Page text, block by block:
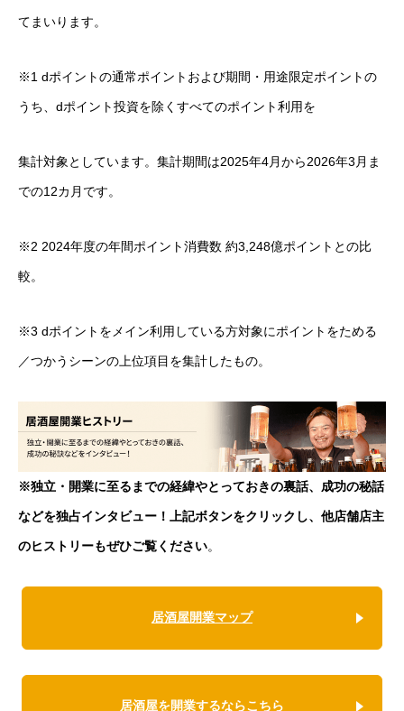
てまいります。
※1 dポイントの通常ポイントおよび期間・用途限定ポイントの
うち、dポイント投資を除くすべてのポイント利用を
集計対象としています。集計期間は2025年4月から2026年3月ま
での12カ月です。
※2 2024年度の年間ポイント消費数 約3,248億ポイントとの比
較。
※3 dポイントをメイン利用している方対象にポイントをためる
／つかうシーンの上位項目を集計したもの。
※独立・開業に至るまでの経緯やとっておきの裏話、成功の秘話
などを独占インタビュー！上記ボタンをクリックし、他店舗店主
のヒストリーもぜひご覧ください。
居酒屋開業マップ
居酒屋を開業するならこちら